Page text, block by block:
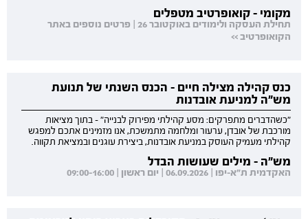
מקומי - קואופרטיב מטפלים
תחילת העסקה ולימודים באוקטובר 26 | פרטים נוספים באתר
הקואופרטיב >>
כנס קהילה מצילה חיים - הכנס השנתי של תנועת
מש"ה למניעת אובדנות
"כשהדברים מתפרקים: מסע קהילתי מפירוק לבנייה" - בתוך מציאות
מורכבת של אובדן, ערעור ומלחמה מתמשכת, אנו מזמינים אתכם למפגש
קהילתי מעמיק העוסק במניעת אובדנות, ביצירת עוגנים ובמציאת תקווה.
מש"ה - מילים שעושות הבדל
האקדמית ת"א-יפו | 06.09.2026 | יום ראשון | 09:00-16:00